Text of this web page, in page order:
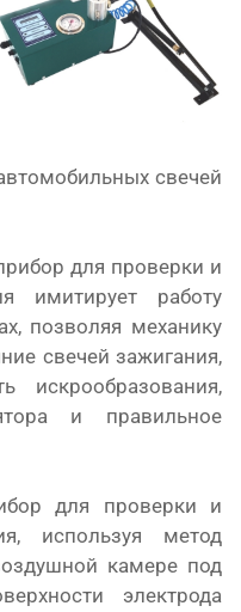
свечей
для проверки и
имитирует работу
позволяя механику
свечей зажигания,
искрообразования,
и правильное
для проверки и
используя метод
камере под
электрода